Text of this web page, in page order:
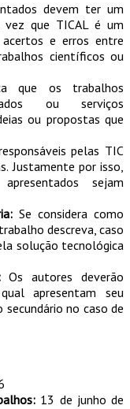
devem ter um
que TICAL é um
e erros entre
científicos ou
que os trabalhos
ou serviços
ou propostas que
pelas TIC
Justamente por isso,
sejam
Se considera como
descreva, caso
solução tecnológica
Os autores deverão
apresentam seu
no caso de
13 de junho de